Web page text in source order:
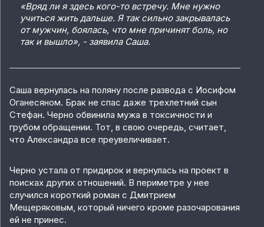
«Вряд ли я здесь кого-то встречу. Мне нужно
учиться жить дальше. Я так сильно закрывалась
от мужчин, боялась, что мне причинят боль, но
так и вышло», - заявила Саша.
Саша вернулась на поляну после развода с Иосифом
Оганесяном. Брак не спас даже трехлетний сын
Стефан. Черно обвинила мужа в токсичности и
грубом обращении. Тот, в свою очередь, считает,
что Александра все преувеличивает.
Черно устала от придирок и вернулась на проект в
поисках других отношений. В периметре у нее
случился короткий роман с Дмитрием
Мещеряковым, который ничего кроме разочарования
ей не принес.